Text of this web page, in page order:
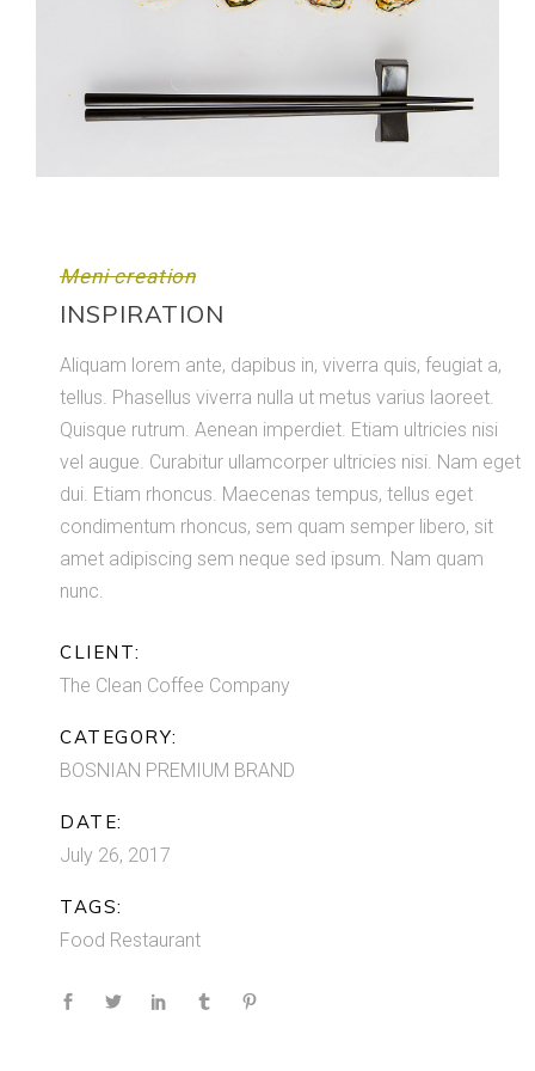
Meni creation
INSPIRATION
Aliquam lorem ante, dapibus in, viverra quis, feugiat a,
tellus. Phasellus viverra nulla ut metus varius laoreet.
Quisque rutrum. Aenean imperdiet. Etiam ultricies nisi
vel augue. Curabitur ullamcorper ultricies nisi. Nam eget
dui. Etiam rhoncus. Maecenas tempus, tellus eget
condimentum rhoncus, sem quam semper libero, sit
amet adipiscing sem neque sed ipsum. Nam quam
nunc.
CLIENT:
The Clean Coffee Company
CATEGORY:
BOSNIAN PREMIUM BRAND
DATE:
July 26, 2017
TAGS:
Food Restaurant